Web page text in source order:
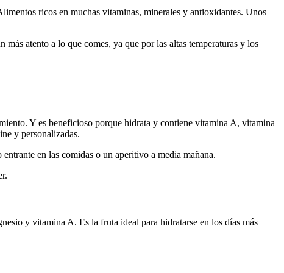
ricos en muchas vitaminas, minerales y antioxidantes. Unos
atento a lo que comes, ya que por las altas temperaturas y los
Y es beneficioso porque hidrata y contiene vitamina A, vitamina
y personalizadas.
en las comidas o un aperitivo a media mañana.
y vitamina A. Es la fruta ideal para hidratarse en los días más